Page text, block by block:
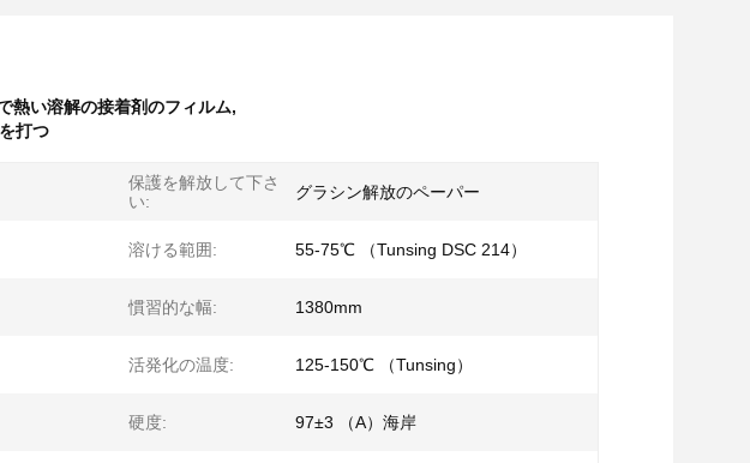
熱い溶解の接着剤のフィルム,
打つ
保護を解放して下さ
い:
グラシン解放のペーパー
溶ける範囲: 55-75℃ （Tunsing DSC 214）
慣習的な幅: 1380mm
活発化の温度: 125-150℃ （Tunsing）
硬度: 97±3 （A）海岸